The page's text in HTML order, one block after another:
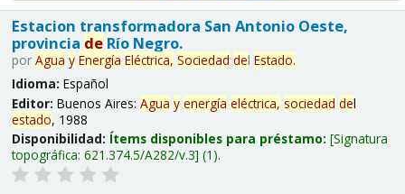
Estacion transformadora San Antonio Oeste,
provincia deRío Negro.
por Agua y Energía Eléctrica, Sociedad del Estado.
Idioma: Español
Editor: Buenos Aires: Agua y energía eléctrica, sociedad del
estado, 1988
Disponibilidad: Ítems disponibles para préstamo: Signatura
topográfica: 621.374.5/A282/v.3 (1).